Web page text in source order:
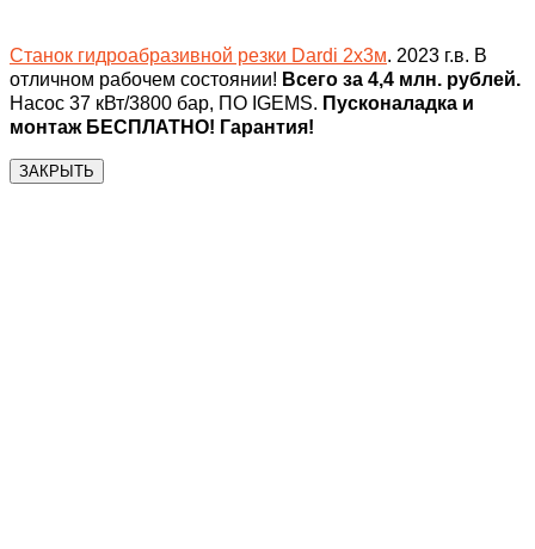
Станок гидроабразивной резки Dardi 2х3м. 2023 г.в. В
отличном рабочем состоянии! Всего за 4,4 млн. рублей.
Насос 37 кВт/3800 бар, ПО IGEMS. Пусконаладка и
монтаж БЕСПЛАТНО! Гарантия!
ЗАКРЫТЬ